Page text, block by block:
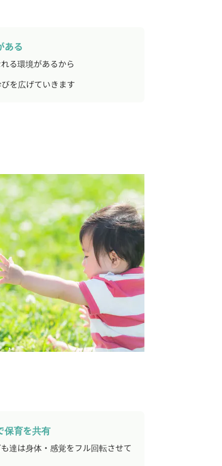
ある
る環境があるから
を広げていきます
保育を共有
達は身体・感覚をフル回転させて